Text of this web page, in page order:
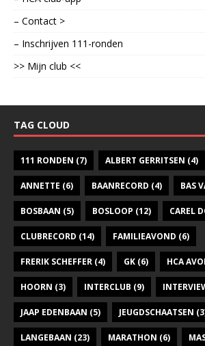
– Contact >
– Inschrijven 111-ronden
>> Mijn club <<
TAG CLOUD
111 RONDEN (7) ALBERT GERRITSEN (4)
ANNETTE (6) BAANRECORD (4) BAS
BOSBAAN (5) BOSLOOP (12) CAREL
CLUBRECORD (14) FAMILIEAVOND (6)
FRERIK SCHEFFER (4) GK (6) HCA
HOORN (3) INTERCLUB (9)
JAAP EDENBAAN (5) JEUGDSCHAATSEN
LANGEBAAN (23) MARATHON (6)